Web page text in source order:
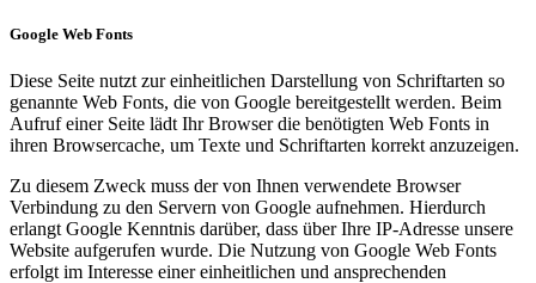
Google Web Fonts
Diese Seite nutzt zur einheitlichen Darstellung von Schriftarten so
genannte Web Fonts, die von Google bereitgestellt werden. Beim
Aufruf einer Seite lädt Ihr Browser die benötigten Web Fonts in
ihren Browsercache, um Texte und Schriftarten korrekt anzuzeigen.
Zu diesem Zweck muss der von Ihnen verwendete Browser
Verbindung zu den Servern von Google aufnehmen. Hierdurch
erlangt Google Kenntnis darüber, dass über Ihre IP-Adresse unsere
Website aufgerufen wurde. Die Nutzung von Google Web Fonts
erfolgt im Interesse einer einheitlichen und ansprechenden